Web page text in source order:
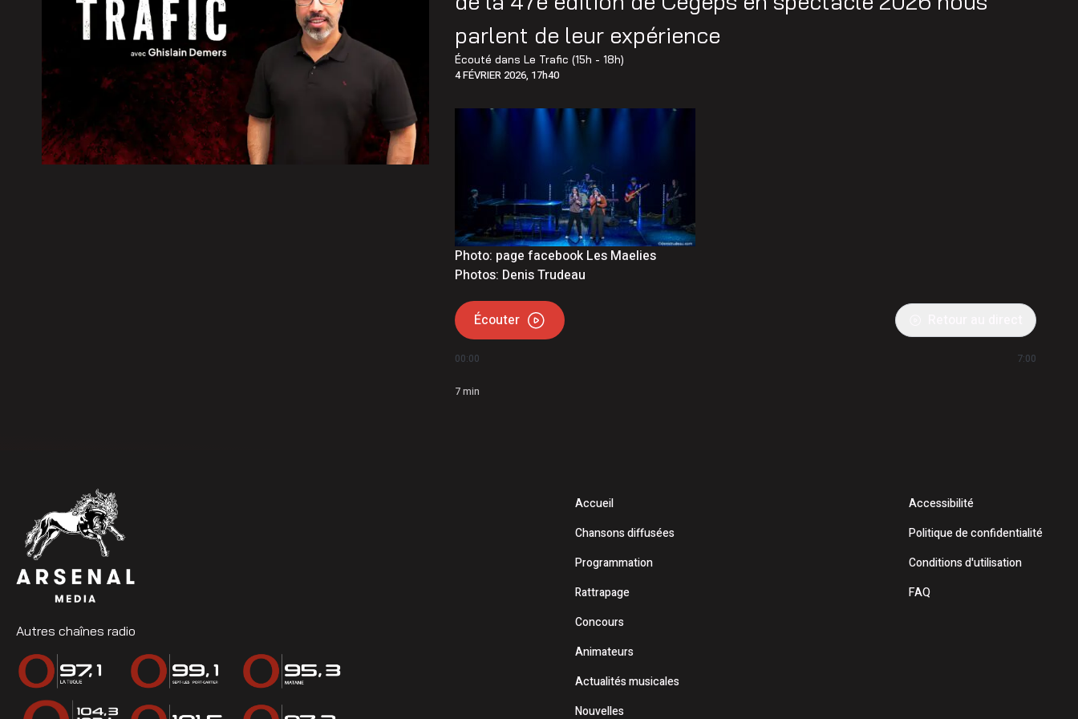
7 août 2026|La Ville de Terrebonne à la recherche de reptiles et d’amphibiens sur son corridor de
Biodiversité
7 août 2026|La Ligue de hockey junior Maritimes Québec de retour dans Lanaudière
parlent de leur expérience
Écouté dansLe Trafic (15h - 18h)
4 FÉVRIER 2026, 17h40
Photo: page facebook Les Maelies
Photos: Denis Trudeau
Écouter
00:00 7:00
7min
Autres chaînes radio
Accueil
Chansons diffusées
Programmation
Rattrapage
Concours
Animateurs
Actualités musicales
Nouvelles
Accessibilité
Politique de confidentialité
Conditions d'utilisation
FAQ